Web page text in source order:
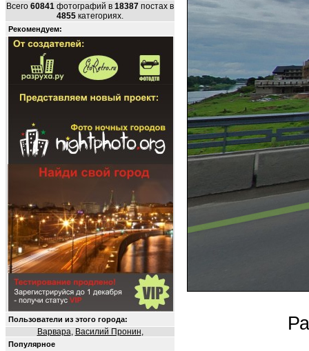
Всего 60841 фотографий в 18387 постах в
4855 категориях.
Рекомендуем:
Пользователи из этого города:
Варвара, Василий Пронин,
Популярное